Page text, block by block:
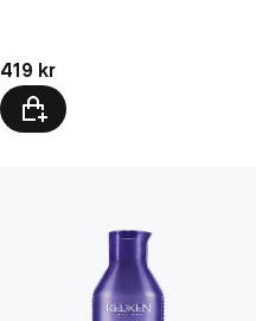
Pris: 419 kr
419 kr